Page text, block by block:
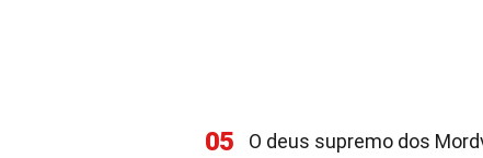
05
O deus supremo dos